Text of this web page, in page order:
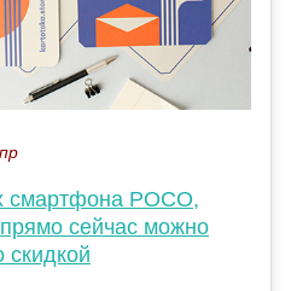
смартфона POCO,
сейчас можно
скидкой